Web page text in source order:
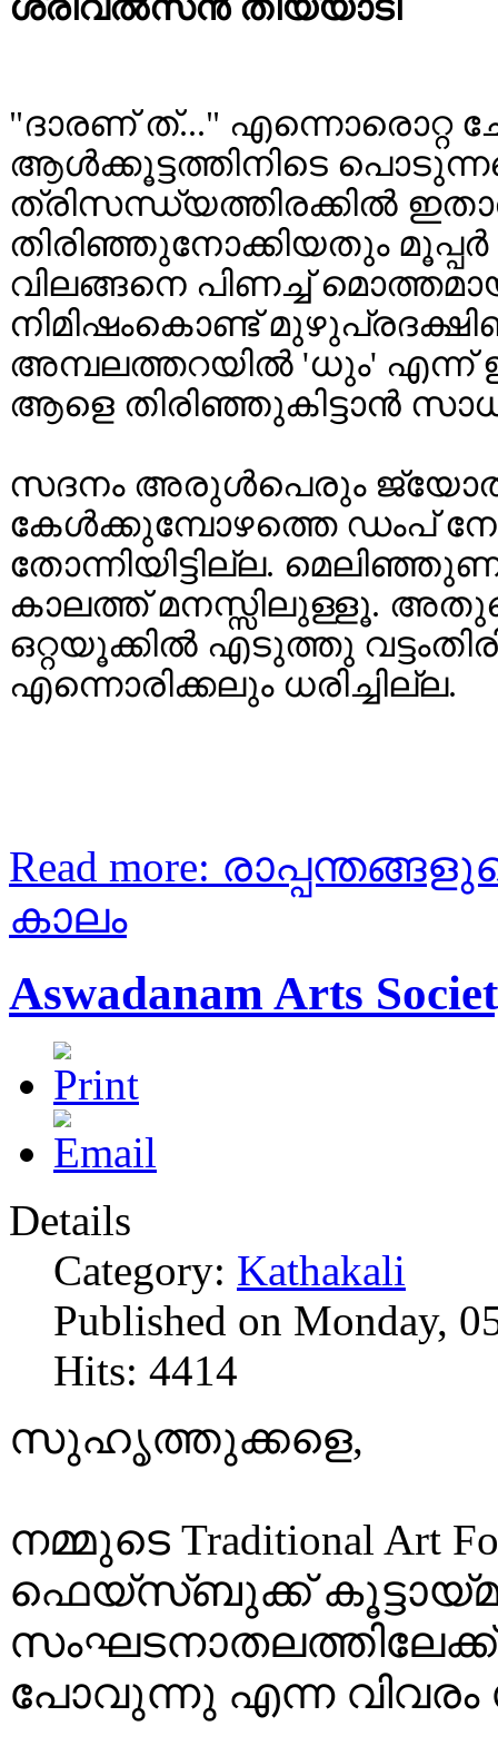
"ദാരണ് ത്..." എന്നൊരൊറ്റ
ആൾക്കൂട്ടത്തിനിടെ
ത്രിസന്ധ്യത്തിരക്കിൽ
തിരിഞ്ഞുനോക്കിയതും
വിലങ്ങനെ പിണച്ച്
നിമിഷംകൊണ്ട്
അമ്പലത്തറയിൽ 'ധും' എന്ന്
ആളെ തിരിഞ്ഞുകിട്ടാൻ
സദനം അരുൾപെരും
കേൾക്കുമ്പോഴത്തെ ഡംപ്
തോന്നിയിട്ടില്ല.
കാലത്ത് മനസ്സിലുള്ളൂ.
ഒറ്റയൂക്കിൽ എടുത്തു
എന്നൊരിക്കലും ധരിച്ചില്ല.
Read more:
കാലം
Aswadanam Arts
Details
Category: Kathakali
Published on Monday,
Hits: 4414
സുഹൃത്തുക്കളെ,
നമ്മുടെ Traditional Art
ഫെയ്സ്ബുക്ക്
സംഘടനാതലത്തിലേക്ക്
പോവുന്നു എന്ന വിവരം